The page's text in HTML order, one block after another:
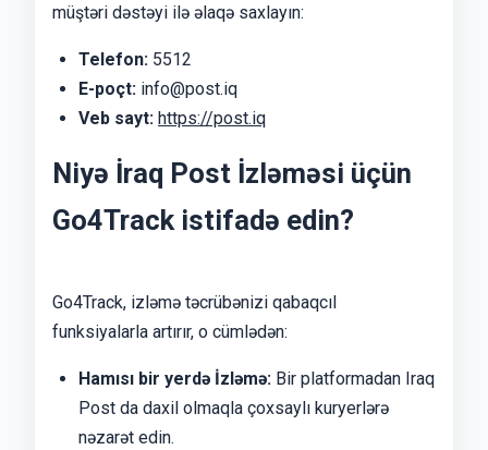
müştəri dəstəyi ilə əlaqə saxlayın:
Telefon: 5512
E-poçt: info@post.iq
Veb sayt: https://post.iq
Niyə İraq Post İzləməsi üçün
Go4Track istifadə edin?
Go4Track, izləmə təcrübənizi qabaqcıl
funksiyalarla artırır, o cümlədən:
Hamısı bir yerdə İzləmə: Bir platformadan Iraq
Post da daxil olmaqla çoxsaylı kuryerlərə
nəzarət edin.